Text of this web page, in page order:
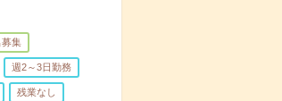
集
週2～3日勤務
残業なし